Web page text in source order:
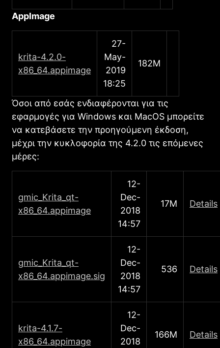
AppImage
krita-4.2.0-
x86_64.appimage
27-
May-
2019
18:25
182M
Όσοι από εσάς ενδιαφέρονται για τις
εφαρμογές για Windows και MacOS μπορείτε
να κατεβάσετε την προηγούμενη έκδοση,
μέχρι την κυκλοφορία της 4.2.0 τις επόμενες
μέρες:
gmic_Κrita_qt-
x86_64.appimage
12-
Dec-
2018
14:57
17M Details
gmic_Κrita_qt-
x86_64.appimage.sig
12-
Dec-
2018
14:57
536 Details
krita-4.1.7-
x86_64.appimage
12-
Dec-
2018
166M Details